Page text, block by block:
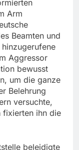
Arm
Beamten und
Aggressor
bewusst
um die ganze
Belehrung
versuchte,
fixierten ihn die
beleidigte